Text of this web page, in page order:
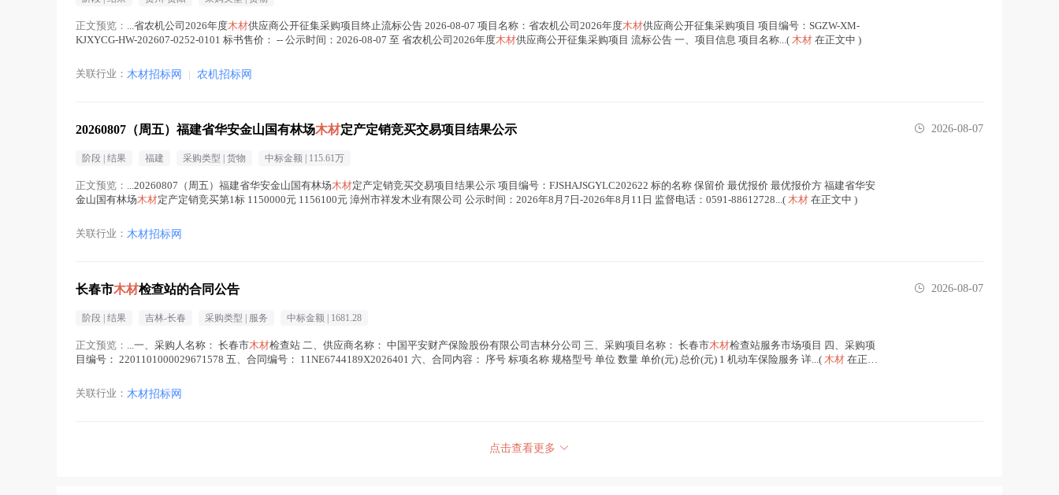
正文预览： ...省农机公司2026年度木材供应商公开征集采购项目终止流标公告 2026-08-07 项目名称：省农机公司2026年度木材供应商公开征集采购项目 项目编号：SGZW-XM-
KJXYCG-HW-202607-0252-0101 标书售价： -- 公示时间：2026-08-07 至 省农机公司2026年度木材供应商公开征集采购项目 流标公告 一、项目信息 项目名称...( 木材 在正文中 )
关联行业： 木材招标网 | 农机招标网
20260807（周五）福建省华安金山国有林场木材定产定销竞买交易项目结果公示
阶段 | 结果 福建 采购类型 | 货物 中标金额 | 115.61万
正文预览： ...20260807（周五）福建省华安金山国有林场木材定产定销竞买交易项目结果公示 项目编号：FJSHAJSGYLC202622 标的名称 保留价 最优报价 最优报价方 福建省华安
金山国有林场木材定产定销竞买第1标 1150000元 1156100元 漳州市祥发木业有限公司 公示时间：2026年8月7日-2026年8月11日 监督电话：0591-88612728...( 木材 在正文中 )
关联行业： 木材招标网
2026-08-07
长春市木材检查站的合同公告
阶段 | 结果 吉林-长春 采购类型 | 服务 中标金额 | 1681.28
正文预览： ...一、采购人名称： 长春市木材检查站 二、供应商名称： 中国平安财产保险股份有限公司吉林分公司 三、采购项目名称： 长春市木材检查站服务市场项目 四、采购项
目编号： 2201101000029671578 五、合同编号： 11NE6744189X2026401 六、合同内容： 序号 标项名称 规格型号 单位 数量 单价(元) 总价(元) 1 机动车保险服务 详...( 木材 在正文
关联行业： 木材招标网
2026-08-07
点击查看更多